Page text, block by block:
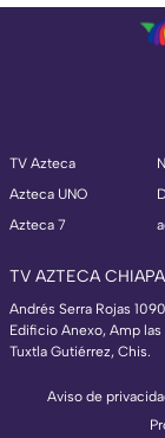
TV Azteca
Azteca UNO
Azteca 7
TV AZTECA
Andrés Serra Rojas
Edificio Anexo, Amp
Tuxtla Gutiérrez, Chis.
Aviso de